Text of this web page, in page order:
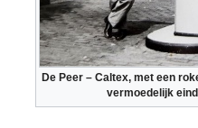
De Peer – Caltex, met een
vermoedelijk